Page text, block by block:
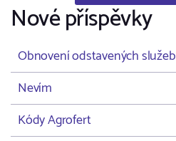
Nové příspěvky
Obnovení odstavených služeb
Nevím
Kódy Agrofert